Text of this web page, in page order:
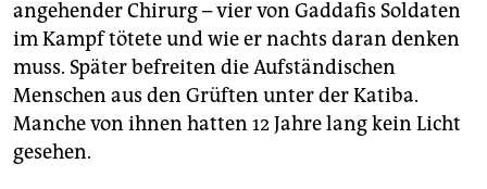
angehender Chirurg – vier von Gaddafis Soldaten
im Kampf tötete und wie er nachts daran denken
muss. Später befreiten die Aufständischen
Menschen aus den Grüften unter der Katiba.
Manche von ihnen hatten 12 Jahre lang kein Licht
gesehen.